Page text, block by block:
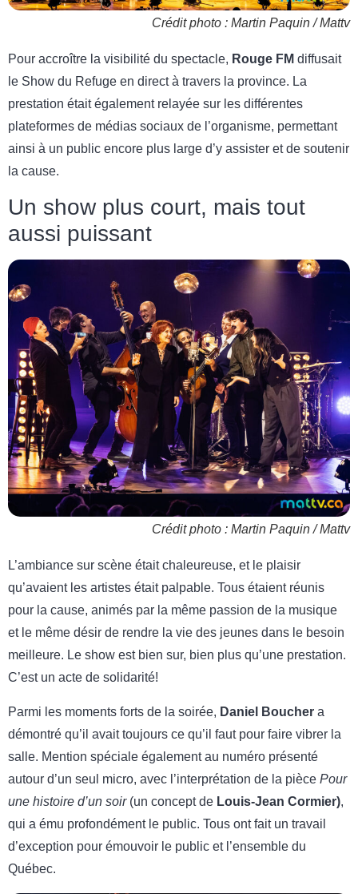
Crédit photo : Martin Paquin / Mattv
Pour accroître la visibilité du spectacle, Rouge FM diffusait
le Show du Refuge en direct à travers la province. La
prestation était également relayée sur les différentes
plateformes de médias sociaux de l’organisme, permettant
ainsi à un public encore plus large d’y assister et de soutenir
la cause.
Un show plus court, mais tout
aussi puissant
Crédit photo : Martin Paquin / Mattv
L’ambiance sur scène était chaleureuse, et le plaisir
qu’avaient les artistes était palpable. Tous étaient réunis
pour la cause, animés par la même passion de la musique
et le même désir de rendre la vie des jeunes dans le besoin
meilleure. Le show est bien sur, bien plus qu’une prestation.
C’est un acte de solidarité!
Parmi les moments forts de la soirée, Daniel Boucher a
démontré qu’il avait toujours ce qu’il faut pour faire vibrer la
salle. Mention spéciale également au numéro présenté
autour d’un seul micro, avec l’interprétation de la pièce Pour
une histoire d’un soir(un concept de Louis-Jean Cormier),
qui a ému profondément le public. Tous ont fait un travail
d’exception pour émouvoir le public et l’ensemble du
Québec.